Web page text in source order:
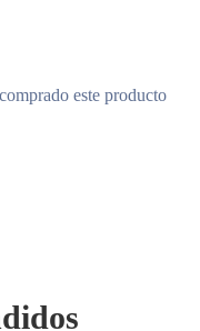
este producto